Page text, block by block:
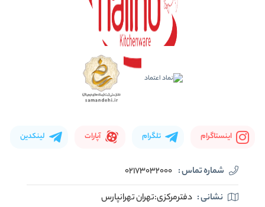
اینستاگرام تلگرام آپارات لینکدین
شماره تماس : 02173032000
نشانی : دفترمرکزی:تهران تهرانپارس